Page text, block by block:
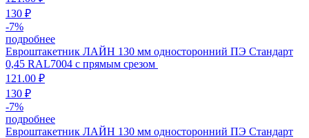
130 ₽
-7%
подробнее
Евроштакетник ЛАЙН 130 мм односторонний ПЭ Стандарт
0,45 RAL7004 с прямым срезом
121.00 ₽
130 ₽
-7%
подробнее
Евроштакетник ЛАЙН 130 мм односторонний ПЭ Стандарт